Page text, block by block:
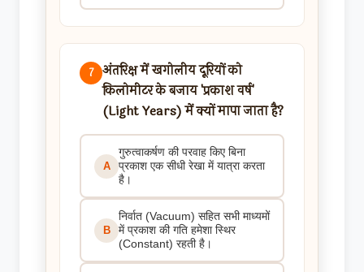
7 अंतरिक्ष में खगोलीय दूरियों को
किलोमीटर के बजाय 'प्रकाश वर्ष'
(Light Years) में क्यों मापा जाता है?
A
गुरुत्वाकर्षण की परवाह किए बिना
प्रकाश एक सीधी रेखा में यात्रा करता
है।
B
निर्वात (Vacuum) सहित सभी माध्यमों
में प्रकाश की गति हमेशा स्थिर
(Constant) रहती है।